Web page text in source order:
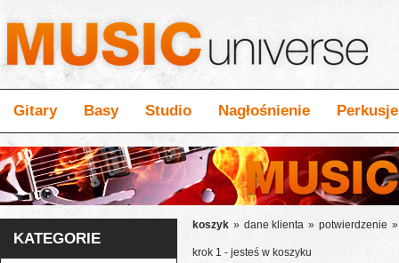
Gitary Basy Studio Nagłośnienie Perkusje
KATEGORIE
koszyk » dane klienta » potwierdzenie »
krok 1 - jesteś w koszyku